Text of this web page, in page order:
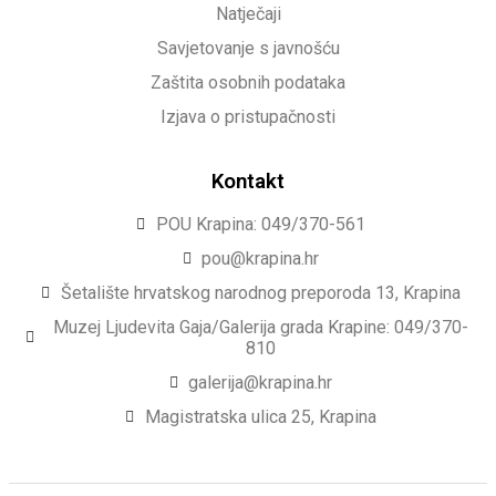
Natječaji
Savjetovanje s javnošću
Zaštita osobnih podataka
Izjava o pristupačnosti
Kontakt
POU Krapina: 049/370-561
pou@krapina.hr
Šetalište hrvatskog narodnog preporoda 13, Krapina
Muzej Ljudevita Gaja/Galerija grada Krapine: 049/370-
810
galerija@krapina.hr
Magistratska ulica 25, Krapina